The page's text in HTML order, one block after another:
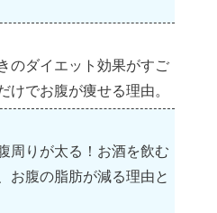
のダイエット効果がすご
けでお腹が痩せる理由。
周りが太る！お酒を飲む
お腹の脂肪が減る理由と